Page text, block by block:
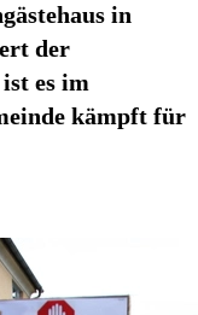
in
der
es im
kämpft für